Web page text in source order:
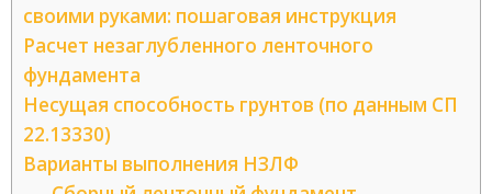
своими руками: пошаговая инструкция
Расчет незаглубленного ленточного
фундамента
Несущая способность грунтов (по данным СП
22.13330)
Варианты выполнения НЗЛФ